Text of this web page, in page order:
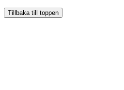
Tillbaka till toppen